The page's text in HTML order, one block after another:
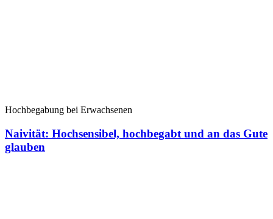
Hochbegabung bei Erwachsenen
Naivität: Hochsensibel, hochbegabt und an das Gute
glauben